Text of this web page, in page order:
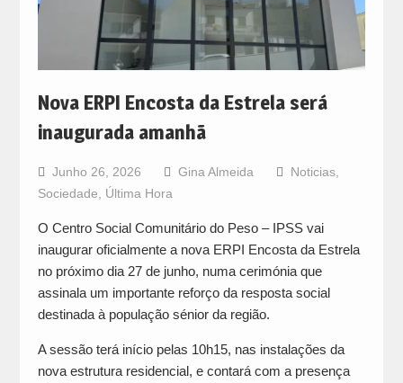
Nova ERPI Encosta da Estrela será
inaugurada amanhã
Junho 26, 2026 Gina Almeida Noticias,
Sociedade
Última Hora
O Centro Social Comunitário do Peso – IPSS vai
inaugurar oficialmente a nova ERPI Encosta da Estrela
no próximo dia 27 de junho, numa cerimónia que
assinala um importante reforço da resposta social
destinada à população sénior da região.
A sessão terá início pelas 10h15, nas instalações da
nova estrutura residencial, e contará com a presença